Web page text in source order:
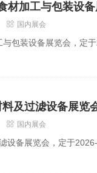
材加工与包装设
国内展会
与包装设备展览会，
及过滤设备展览
国内展会
设备展览会，定于